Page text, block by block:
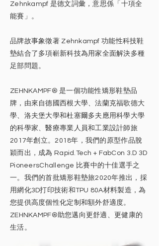
Zehnkampf 是德文詞彙，意思係「十項全
能賽」。
品牌故事象徵著 Zehnkampf 功能性科技鞋
墊結合了多項嶄新科技為用家全面解決多種
足部問題。
ZEHNKAMPF® 是一個功能性矯形鞋墊品
牌，由來自德國西根大學、法蘭克福歌德大
學、洛夫堡大學和杜塞爾多夫應用科學大學
的科學家、醫療專業人員和工業設計師旅
2017年創立。2018年，我們的原型作品脫
穎而出，成為 Rapid.Tech + FabCon 3.D 3D
PioneersChallenge 比賽中的十佳選手之
一。我們的首批矯形鞋墊旅2020年推出，採
用網化3D打印技術和TPU 80A材料製造，為
您提供高度個性化定制和額外舒適度。
ZEHNKAMPF®助您邁向更舒適、更健康的
生活。